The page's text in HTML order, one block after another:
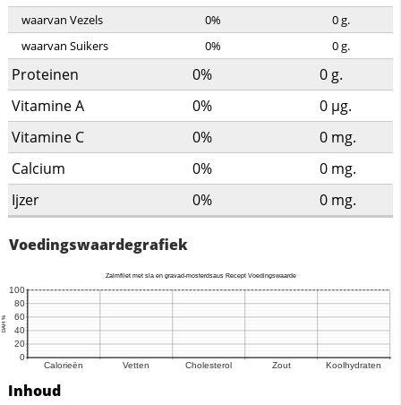
waarvan Vezels 0% 0g.
waarvan Suikers
0% 0g.
Proteinen 0% 0 g.
Vitamine A
0% 0 µg.
Vitamine C
0% 0 mg.
Calcium
0% 0 mg.
Ijzer
0% 0 mg.
Voedingswaardegrafiek
Inhoud